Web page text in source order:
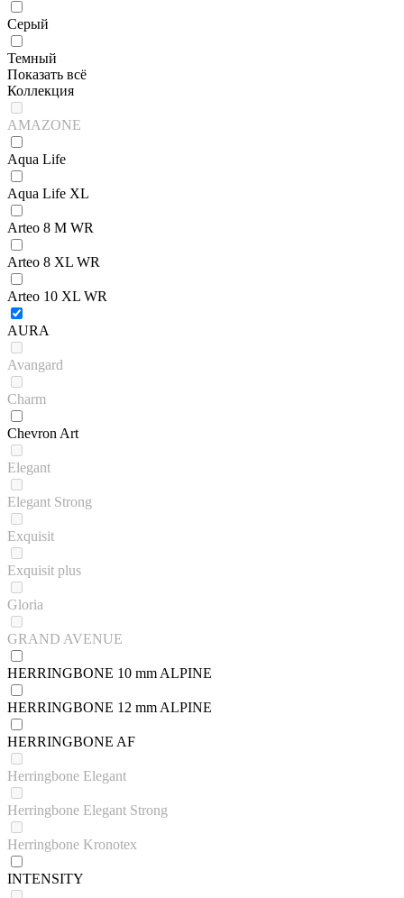
Серый
Темный
Показать всё
Коллекция
AMAZONE
Aqua Life
Aqua Life XL
Arteo 8 M WR
Arteo 8 XL WR
Arteo 10 XL WR
AURA
Avangard
Charm
Chevron Art
Elegant
Elegant Strong
Exquisit
Exquisit plus
Gloria
GRAND AVENUE
HERRINGBONE 10 mm ALPINE
HERRINGBONE 12 mm ALPINE
HERRINGBONE AF
Herringbone Elegant
Herringbone Elegant Strong
Herringbone Kronotex
INTENSITY